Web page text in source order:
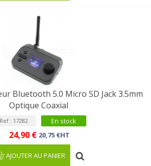
Bluetooth 5.0 Micro SD Jack 3.5mm
Optique Coaxial
Ref : 17282 En stock
24,90 € 20,75 €HT
AJOUTER AU PANIER